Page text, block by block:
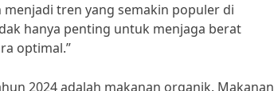
menjadi tren yang semakin populer di
hanya penting untuk menjaga berat
optimal.”
2024 adalah makanan organik. Makanan